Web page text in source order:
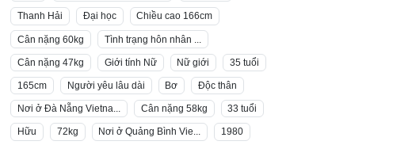
Thanh Hải Đại học Chiều cao 166cm
Cân nặng 60kg Tình trạng hôn nhân ...
Cân nặng 47kg Giới tính Nữ Nữ giới 35 tuổi
165cm Người yêu lâu dài Bơ Độc thân
Nơi ở Đà Nẵng Vietna... Cân nặng 58kg 33 tuổi
Hữu 72kg Nơi ở Quảng Bình Vie... 1980